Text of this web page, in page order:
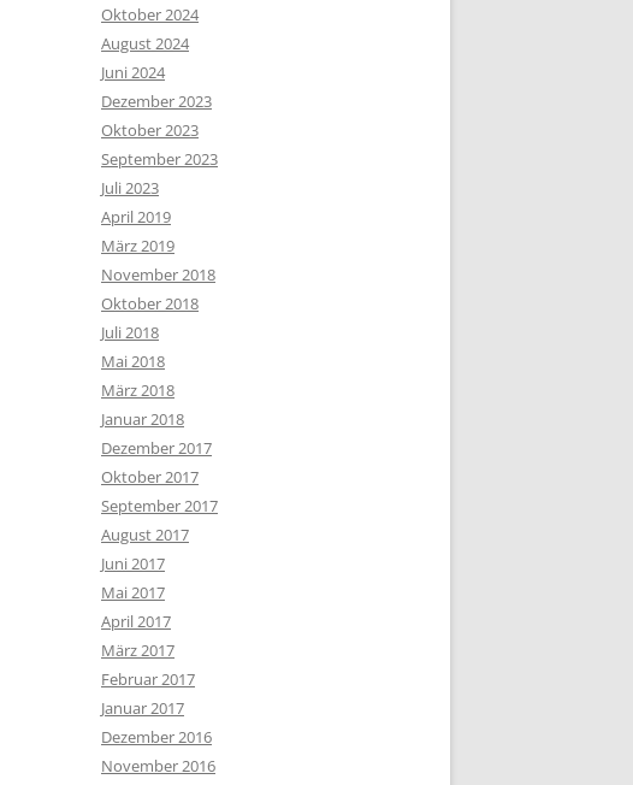
Oktober 2024
August 2024
Juni 2024
Dezember 2023
Oktober 2023
September 2023
Juli 2023
April 2019
März 2019
November 2018
Oktober 2018
Juli 2018
Mai 2018
März 2018
Januar 2018
Dezember 2017
Oktober 2017
September 2017
August 2017
Juni 2017
Mai 2017
April 2017
März 2017
Februar 2017
Januar 2017
Dezember 2016
November 2016